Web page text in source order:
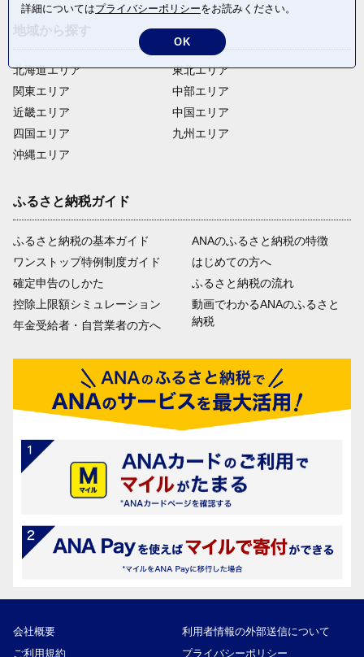
北海道エリア
関東エリア
近畿エリア
四国エリア
沖縄エリア
東北エリア
中部エリア
中国エリア
九州エリア
ふるさと納税ガイド
ふるさと納税の基本ガイド
ワンストップ特例制度ガイド
確定申告のしかた
控除上限額シミュレーション
年金受給者・自営業者の方へ
ANAのふるさと納税の特徴
はじめての方へ
ふるさと納税の流れ
動画でわかるANAのふるさと
納税
会社概要
利用者情報の外部送信について
ご利用規約
プライバシーポリシー
詳細についてはプライバシーポリシーをお読みください。
OK